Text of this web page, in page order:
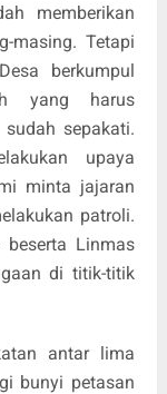
memberikan
masing. Tetapi
berkumpul
yang harus
sepakati.
upaya
minta jajaran
patroli.
beserta Linmas
di titik-titik
antar lima
bunyi petasan